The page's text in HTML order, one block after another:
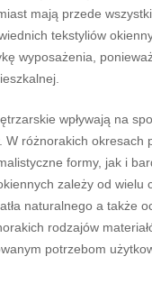
mają przede
tekstyliów
wyposażenia,
wpływają na
W różnorakich
formy, jak i
zależy od wielu
naturalnego a także
rodzajów
potrzebom